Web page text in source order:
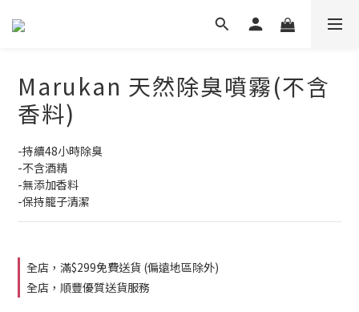
Marukan 天然除臭噴霧(不含
香料)
-持續48小時除臭
-不含酒精
-無添加香料
-保持籠子清潔
全店，滿$299免費送貨 (偏遠地區除外)
全店，順豐優質送貨服務